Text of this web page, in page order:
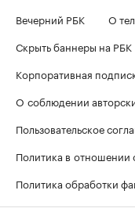
Вечерний РБК
О
Скрыть баннеры на РБК
Корпоративная
О соблюдении
Пользовательское
Политика в отношении
Политика обработки